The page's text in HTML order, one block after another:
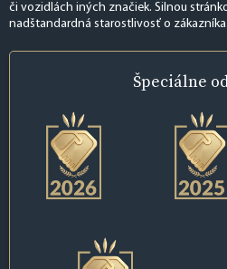
či vozidlách iných značiek. Silnou
nadštandardná starostlivosť o zákazníka.
Špeciálne